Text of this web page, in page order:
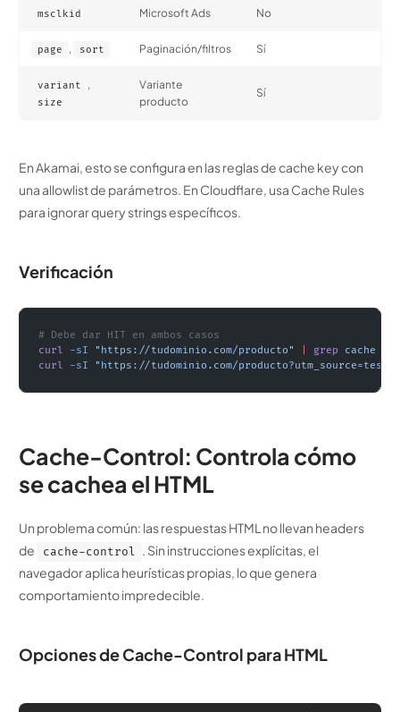
msclkid Microsoft Ads No
page , sort Paginación/filtros Sí
variant ,
size
Variante
producto
Sí
En Akamai, esto se configura en las reglas de cache key con
una allowlist de parámetros. En Cloudflare, usa Cache Rules
para ignorar query strings específicos.
Verificación
# Debe dar HIT en ambos casos
curl -sI "https://tudominio.com/producto" grep cache
curl -sI "https://tudominio.com/producto?utm_source=test"
Cache-Control: Controla cómo
se cachea el HTML
Un problema común: las respuestas HTML no llevan headers
de
cache-control . Sin instrucciones explícitas, el
navegador aplica heurísticas propias, lo que genera
comportamiento impredecible.
Opciones de Cache-Control para HTML